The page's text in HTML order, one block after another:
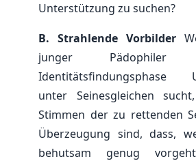
Unterstützung zu suchen?
B. Strahlende Vorbilder
junger
Identitätsfindungsphase
unter Seinesgleichen
Stimmen der zu rettenden
Überzeugung sind, dass,
behutsam genug